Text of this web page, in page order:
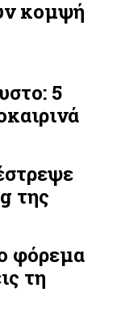
κομψή
5
της
φόρεμα
τη